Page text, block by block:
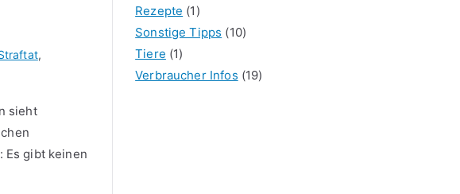
,
sieht
Es gibt keinen
Rezepte (1)
Sonstige Tipps (10)
Tiere (1)
Verbraucher Infos (19)